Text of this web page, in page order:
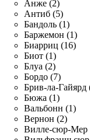
Анже (2)
Антиб (5)
Бандоль (1)
Баржемон (1)
Биарриц (16)
Биот (1)
Блуа (2)
Бордо (7)
Брив-ла-Гайярд
Бюжа (1)
Вальбонн (1)
Вернон (2)
Вилле-сюр-Мер